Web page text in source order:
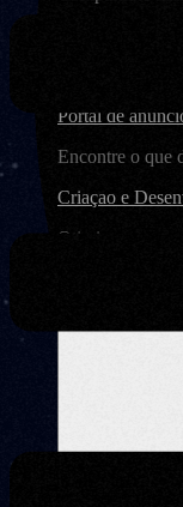
Portal de
Encontre o que
Criaçao e
Otimize sua